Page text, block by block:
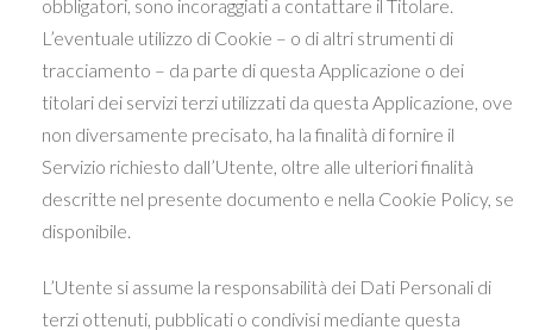
obbligatori, sono incoraggiati a contattare il Titolare.
L’eventuale utilizzo di Cookie – o di altri strumenti di
tracciamento – da parte di questa Applicazione o dei
titolari dei servizi terzi utilizzati da questa Applicazione, ove
non diversamente precisato, ha la finalità di fornire il
Servizio richiesto dall’Utente, oltre alle ulteriori finalità
descritte nel presente documento e nella Cookie Policy, se
disponibile.
L’Utente si assume la responsabilità dei Dati Personali di
terzi ottenuti, pubblicati o condivisi mediante questa